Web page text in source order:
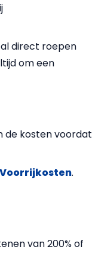
direct roepen
om een
de kosten voordat
Voorrijkosten.
van 200% of